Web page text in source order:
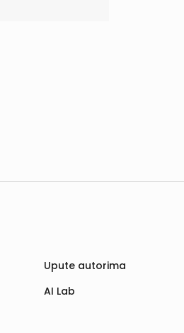
Upute autorima
AI Lab